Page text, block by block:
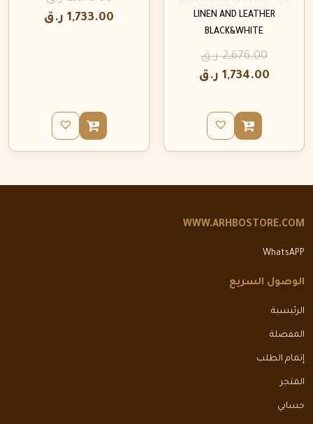
LINEN AND LEATHER
BLACK&WHITE
2,676.00 ر.ق
1,734.00 ر.ق
1,733.00 ر.ق
WWW.ARHBOSTORE.COM
WhatsAPP
الوصول السريع
الرئيسية
المفضلة
إتمام الطلب
المتجر
حسابي